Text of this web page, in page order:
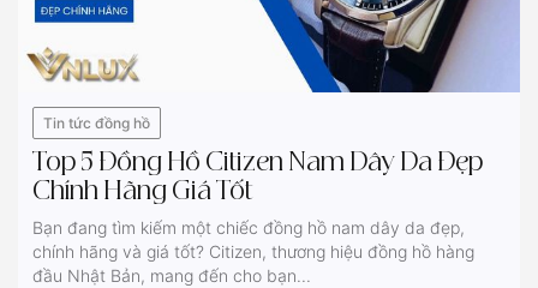
Tin tức đồng hồ
Top 5 Đồng Hồ Citizen Nam Dây Da Đẹp
Chính Hãng Giá Tốt
Bạn đang tìm kiếm một chiếc đồng hồ nam dây da đẹp,
chính hãng và giá tốt? Citizen, thương hiệu đồng hồ hàng
đầu Nhật Bản, mang đến cho bạn...